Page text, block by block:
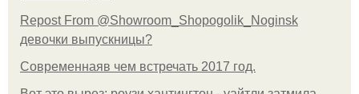
Repost From @Showroom_Shopogolik_Noginsk
девочки выпускницы?
Современнаяв чем встречать 2017 год.